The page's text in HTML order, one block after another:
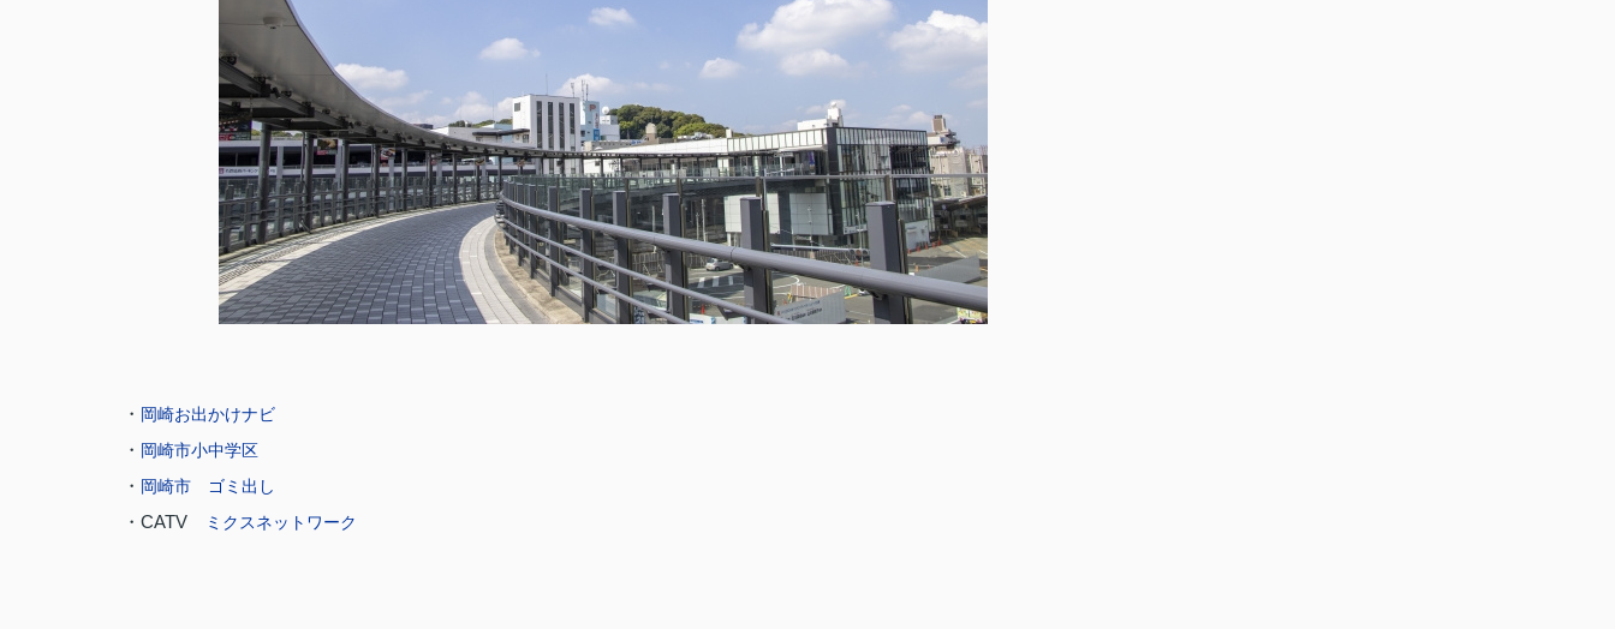
・ 岡崎お出かけナビ
・ 岡崎市小中学区
・ 岡崎市 ゴミ出し
・CATV ミクスネットワーク